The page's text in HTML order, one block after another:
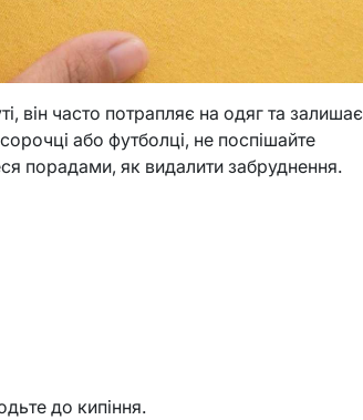
він часто потрапляє на одяг та залишає
або футболці, не поспішайте
порадами, як видалити забруднення.
до кипіння.